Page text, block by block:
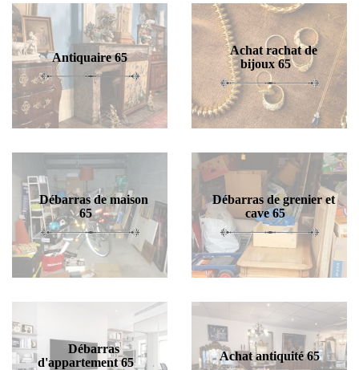
Antiquaire 65
Achat rachat de
bijoux 65
Débarras de maison
65
Débarras de grenier et
cave 65
Débarras
d'appartement 65
Achat antiquité 65